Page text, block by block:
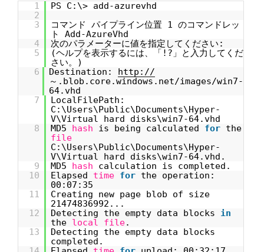
1
PS C:\> add-azurevhd
2
3
コマンド パイプライン位置 1 のコマンドレッ
ト Add-AzureVhd
4
次のパラメーターに値を指定してください:
5
(ヘルプを表示するには、「!?」と入力してくだ
さい。)
6
Destination: http://
～.blob.core.windows.net/images/win7-
64.vhd
7
LocalFilePath:
C:\Users\Public\Documents\Hyper-
V\Virtual hard disks\win7-64.vhd
8
MD5 hash is being calculated for the
file
C:\Users\Public\Documents\Hyper-
V\Virtual hard disks\win7-64.vhd.
9
MD5 hash
calculation is completed.
10
Elapsed time for the operation:
00:07:35
11
Creating new page blob of size
21474836992...
12
Detecting the empty data blocks in
the local file.
13
Detecting the empty data blocks
completed.